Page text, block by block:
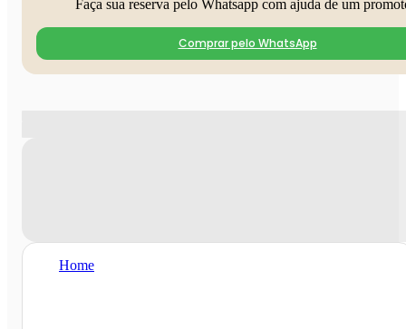
Faça sua reserva pelo Whatsapp com ajuda de um
Comprar pelo WhatsApp
Home